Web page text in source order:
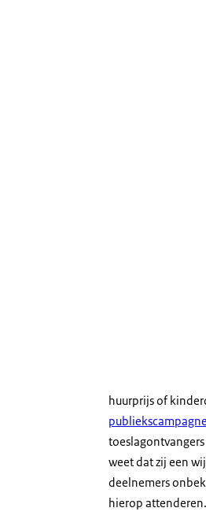
huurprijs of
publiekscampagne
weet dat zij een
deelnemers
hierop attenderen.